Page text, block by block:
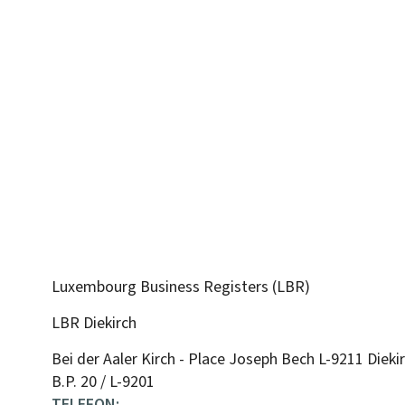
Luxembourg Business Registers (LBR)
LBR Diekirch
ADRESSE:
Bei der Aaler Kirch - Place Joseph Bech L-9211
B.P. 20 / L-9201